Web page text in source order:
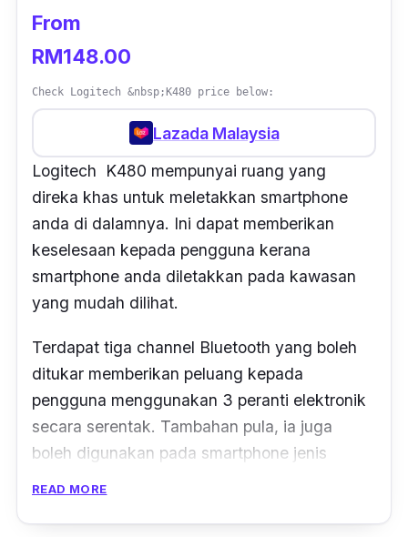
From
RM148.00
Check Logitech &nbsp;K480 price below:
Lazada Malaysia
Logitech K480 mempunyai ruang yang
direka khas untuk meletakkan smartphone
anda di dalamnya. Ini dapat memberikan
keselesaan kepada pengguna kerana
smartphone anda diletakkan pada kawasan
yang mudah dilihat.
Terdapat tiga channel Bluetooth yang boleh
ditukar memberikan peluang kepada
pengguna menggunakan 3 peranti elektronik
secara serentak. Tambahan pula, ia juga
boleh digunakan pada smartphone jenis
READ MORE